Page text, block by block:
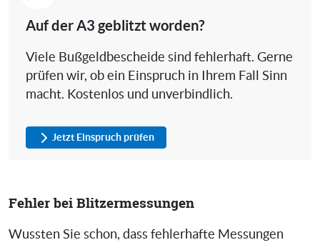
Auf der A3 geblitzt worden?
Viele Bußgeldbescheide sind fehlerhaft. Gerne
prüfen wir, ob ein Einspruch in Ihrem Fall Sinn
macht. Kostenlos und unverbindlich.
Jetzt Einspruch prüfen
Fehler bei Blitzermessungen
Wussten Sie schon, dass fehlerhafte Messungen